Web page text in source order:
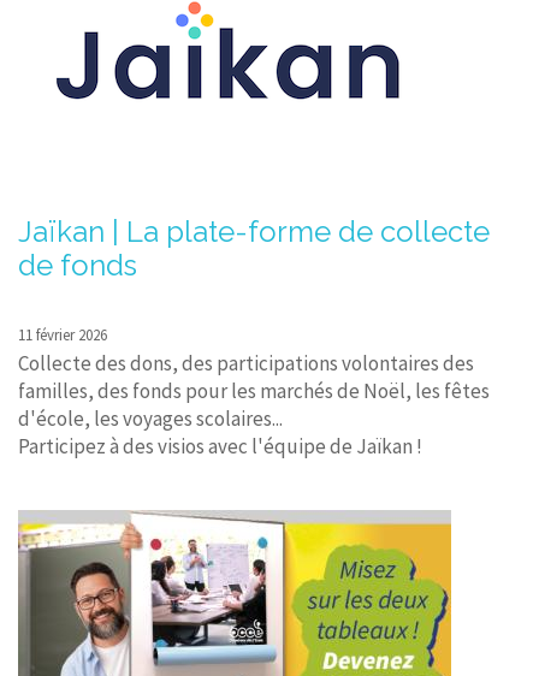
Jaïkan | La plate-forme de collecte
de fonds
11 février 2026
Collecte des dons, des participations volontaires des
familles, des fonds pour les marchés de Noël, les fêtes
d'école, les voyages scolaires...
Participez à des visios avec l'équipe de Jaïkan !